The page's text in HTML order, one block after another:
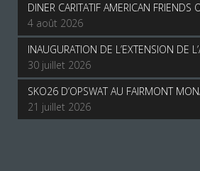
DINER CARITATIF AMERICAN FRIENDS
4 août 2026
INAUGURATION DE L’EXTENSION DE
30 juillet 2026
SKO26 D’OPSWAT AU FAIRMONT
21 juillet 2026